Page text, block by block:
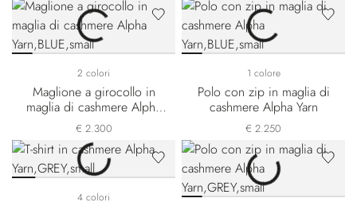
2 colori
Maglione a girocollo in
maglia di cashmere Alpha
Yarn
€ 2.300
1 colore
Polo con zip in maglia di
cashmere Alpha Yarn
€ 2.250
4 colori